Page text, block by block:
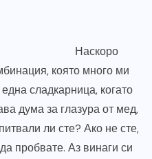
Наскоро
която много ми
сладкарница, когато
дума за глазура от мед,
ли сте? Ако не сте,
пробвате. Аз винаги си